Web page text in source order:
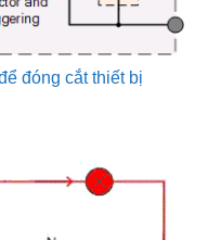
đóng cắt thiết bị